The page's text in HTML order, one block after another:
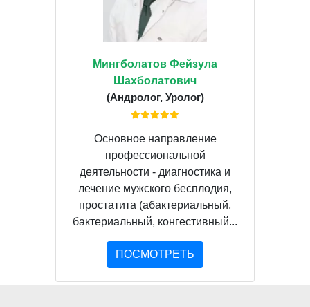
Мингболатов Фейзула
Шахболатович
(Андролог, Уролог)
Основное направление
профессиональной
деятельности - диагностика и
лечение мужского бесплодия,
простатита (абактериальный,
бактериальный, конгестивный...
ПОСМОТРЕТЬ